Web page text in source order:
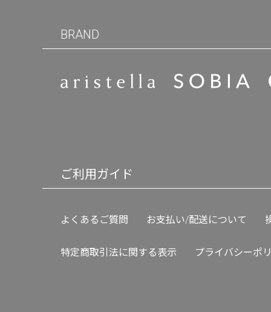
BRAND
ご利用ガイド
よくあるご質問 お支払い/配送について
特定商取引法に関する表示 プライバシーポ